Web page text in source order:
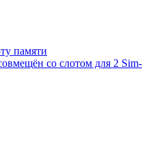
памяти
со слотом для 2 Sim-